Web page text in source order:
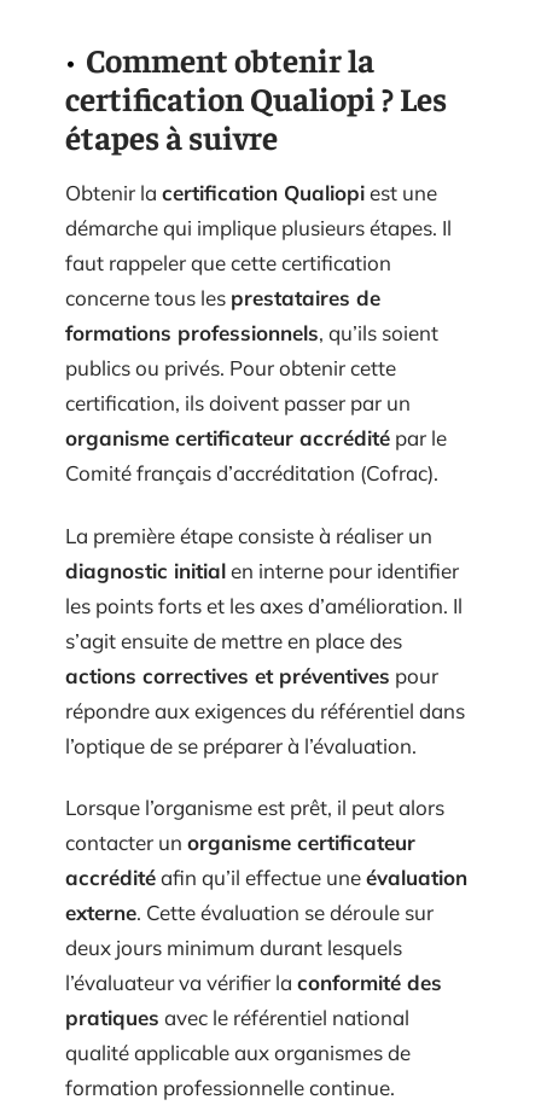
Comment obtenir la
certification Qualiopi ? Les
étapes à suivre
Obtenir la certification Qualiopiest une
démarche qui implique plusieurs étapes. Il
faut rappeler que cette certification
concerne tous les prestataires de
formations professionnels, qu’ils soient
publics ou privés. Pour obtenir cette
certification, ils doivent passer par un
organisme certificateur accrédité par le
Comité français d’accréditation (Cofrac).
La première étape consiste à réaliser un
diagnostic initialen interne pour identifier
les points forts et les axes d’amélioration. Il
s’agit ensuite de mettre en place des
actions correctives et préventives pour
répondre aux exigences du référentiel dans
l’optique de se préparer à l’évaluation.
Lorsque l’organisme est prêt, il peut alors
contacter un organisme certificateur
accréditéafin qu’il effectue uneévaluation
externe. Cette évaluation se déroule sur
deux jours minimum durant lesquels
l’évaluateur va vérifier la conformité des
pratiques avec le référentiel national
qualité applicable aux organismes de
formation professionnelle continue.